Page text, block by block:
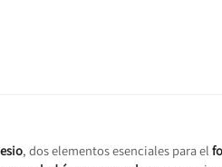
, dos elementos esenciales para el